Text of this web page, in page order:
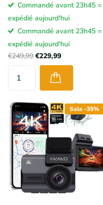
Commandé avant 23h45 =
expédié aujourd'hui
Commandé avant 23h45 =
expédié aujourd'hui
€249,99 €229,99
Sale -35%